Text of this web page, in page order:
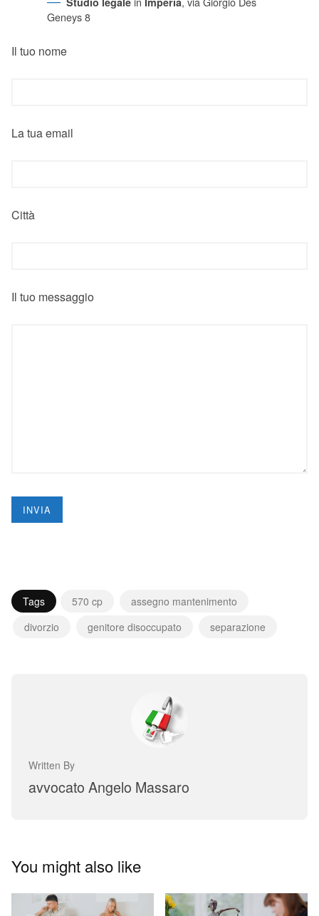
Geneys 8
Il tuo nome
La tua email
Città
Il tuo messaggio
Tags 570 cp
assegno mantenimento
divorzio
genitore disoccupato separazione
Written By
avvocato Angelo Massaro
You might also like